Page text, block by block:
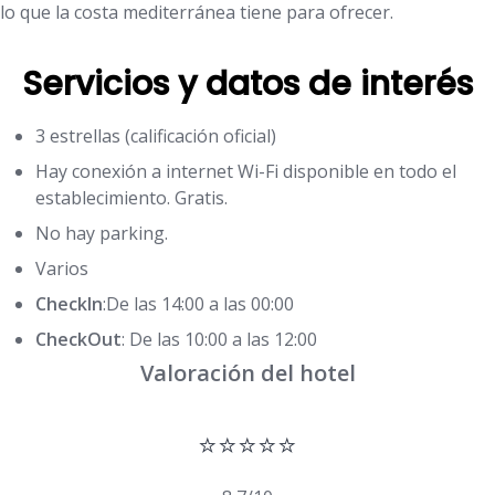
lo que la costa mediterránea tiene para ofrecer.
Servicios y datos de interés
3 estrellas (calificación oficial)
Hay conexión a internet Wi-Fi disponible en todo el
establecimiento. Gratis.
No hay parking.
Varios
CheckIn:De las 14:00 a las 00:00
CheckOut: De las 10:00 a las 12:00
Valoración del hotel
⭐⭐⭐⭐⭐